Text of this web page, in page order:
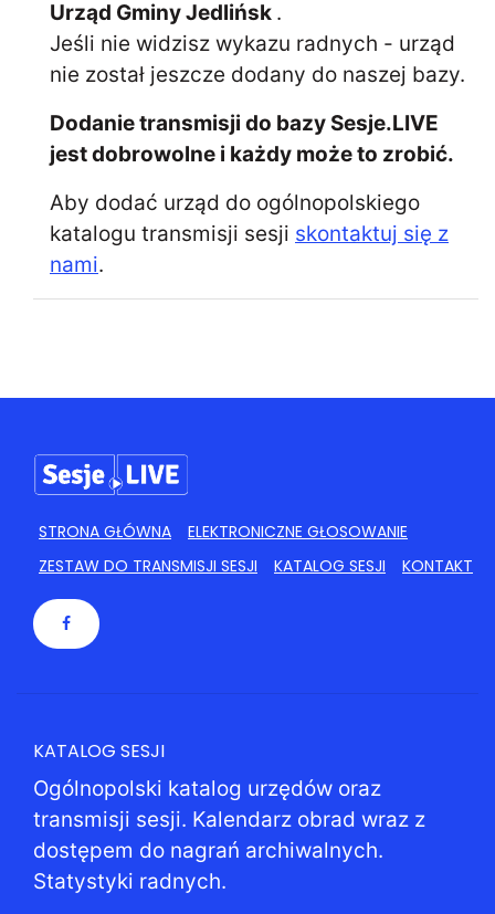
Urząd Gminy Jedlińsk .
Jeśli nie widzisz wykazu radnych - urząd
nie został jeszcze dodany do naszej bazy.
Dodanie transmisji do bazy Sesje.LIVE
jest dobrowolne i każdy może to zrobić.
Aby dodać urząd do ogólnopolskiego
katalogu transmisji sesji skontaktuj się z
nami.
STRONA GŁÓWNA
ELEKTRONICZNE GŁOSOWANIE
ZESTAW DO TRANSMISJI SESJI
KATALOG SESJI KONTAKT
KATALOG SESJI
Ogólnopolski katalog urzędów oraz
transmisji sesji. Kalendarz obrad wraz z
dostępem do nagrań archiwalnych.
Statystyki radnych.